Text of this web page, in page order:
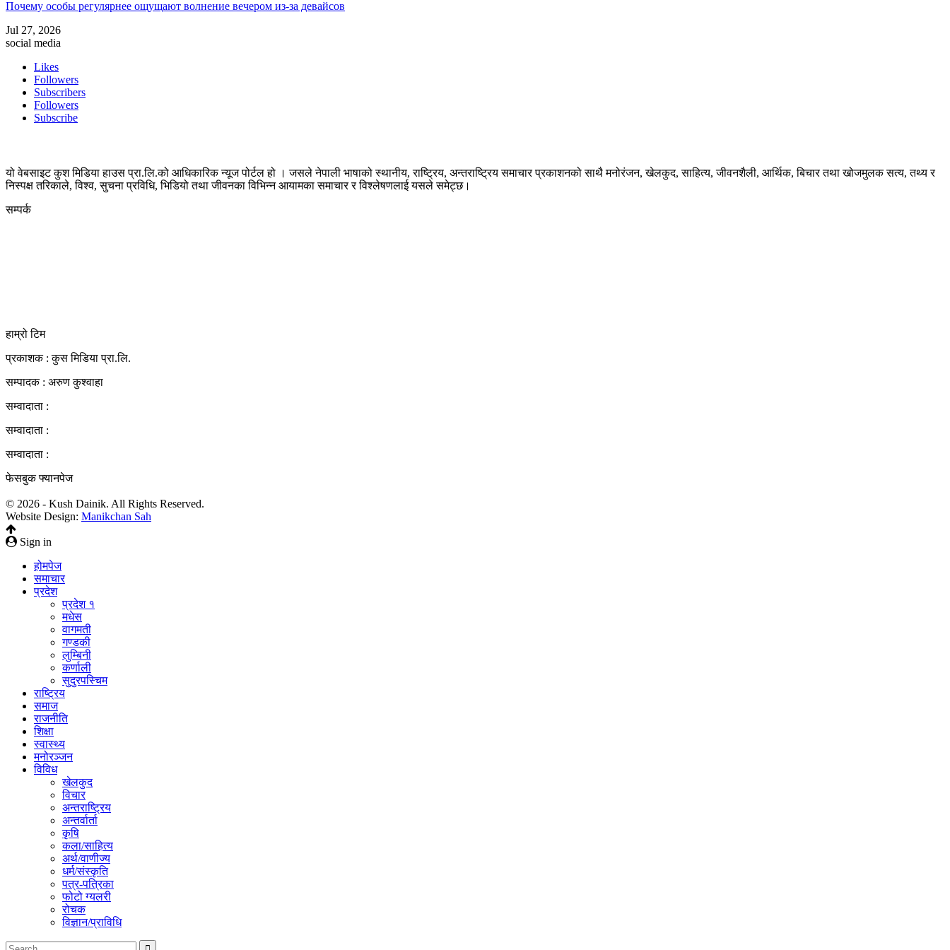
Почему особы регулярнее ощущают волнение вечером из-за девайсов
Jul 27, 2026
social media
Likes
Followers
Subscribers
Followers
Subscribe
यो वेबसाइट कुश मिडिया हाउस प्रा.लि.को आधिकारिक न्यूज पोर्टल हो । जसले नेपाली भाषाको स्थानीय, राष्ट्रिय, अन्तराष्ट्रिय समाचार प्रकाशनको साथै मनोरंजन, खेलकुद, साहित्य, जीवनशैली, आर्थिक, बिचार तथा खोजमुलक सत्य, तथ्य र
निस्पक्ष तरिकाले, विश्व, सुचना प्रविधि, भिडियो तथा जीवनका विभिन्न आयामका समाचार र विश्लेषणलाई यसले समेट्छ।
सम्पर्क
हाम्रो टिम
प्रकाशक : कुस मिडिया प्रा‍.लि.
सम्पादक : अरुण कुश्वाहा
सम्वादाता :
सम्वादाता :
सम्वादाता :
फेसबुक फ्यानपेज
© 2026 - Kush Dainik. All Rights Reserved.
Website Design: Manikchan Sah
Sign in
होमपेज
समाचार
प्रदेश
प्रदेश १
मधेस
वागमती
गण्डकी
लुम्बिनी
कर्णाली
सुदुरपस्चिम
राष्ट्रिय
समाज
राजनीति
शिक्षा
स्वास्थ्य
मनोरञ्जन
विविध
खेलकुद
विचार
अन्तराष्ट्रिय
अन्तर्वार्ता
कृषि
कला/साहित्य
अर्थ/वाणीज्य
धर्म/संस्कृति
पत्र-पत्रिका
फोटो ग्यलरी
रोचक
विज्ञान/प्राविधि